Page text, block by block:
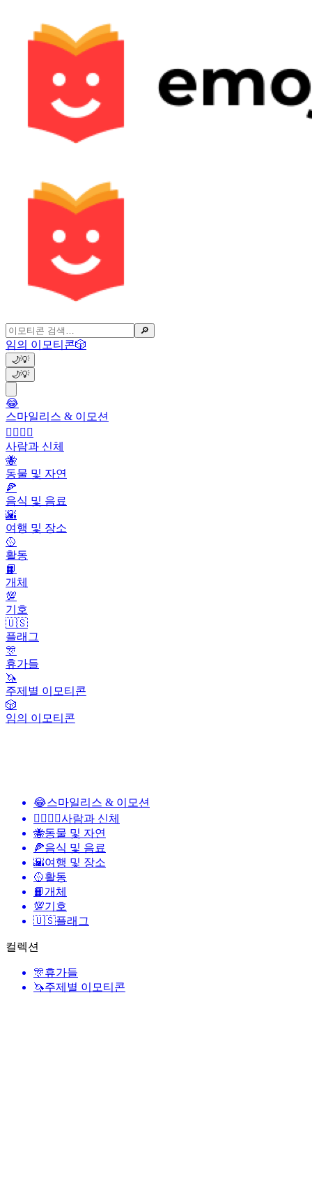
🔎
임의 이모티콘🎲
🌙💡
🌙💡
😂
스마일리스 & 이모션
👩‍❤️‍💋‍👨
사람과 신체
🐝
동물 및 자연
🍕
음식 및 음료
🌇
여행 및 장소
🥎
활동
📙
개체
💯
기호
🇺🇸
플래그
🎊
휴가들
🦄
주제별 이모티콘
🎲
임의 이모티콘
😂스마일리스 & 이모션
👩‍❤️‍💋‍👨사람과 신체
🐝동물 및 자연
🍕음식 및 음료
🌇여행 및 장소
🥎활동
📙개체
💯기호
🇺🇸플래그
컬렉션
🎊휴가들
🦄주제별 이모티콘